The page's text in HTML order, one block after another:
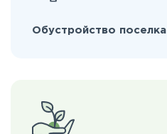
Обустройство поселка